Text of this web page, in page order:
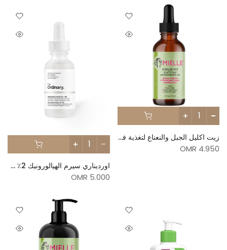
زيت اكليل الجبل والنعناع لتغذية فروة الرأس والشعر من ميلي - 59مل
4.950 OMR
اورديناري سيرم الهيالورونيك 2٪ + B5
5.000 OMR